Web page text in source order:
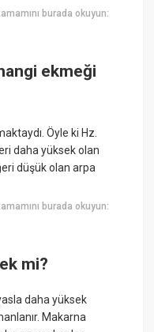
burada okuyun:
ekmeği
Öyle ki Hz.
daha yüksek olan
düşük olan arpa
burada okuyun:
mi?
daha yüksek
Makarna